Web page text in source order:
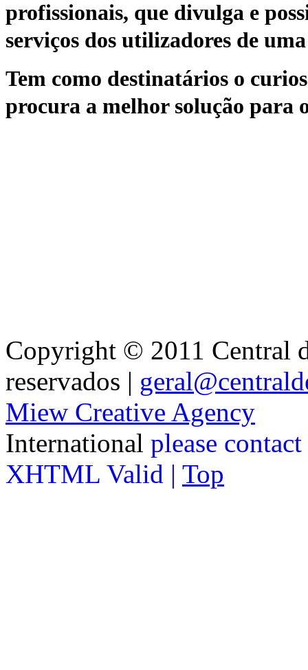
profissionais, que divulga e
serviços dos utilizadores de
Tem como destinatários o
procura a melhor solução para
Copyright © 2011 Central
reservados |
Miew Creative Agency
International please
XHTML Valid | Top